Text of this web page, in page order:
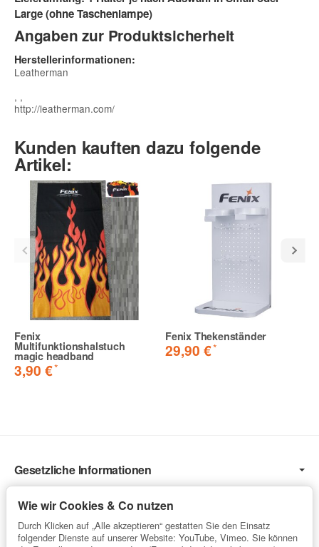
Large (ohne Taschenlampe)
Angaben zur Produktsicherheit
Herstellerinformationen:
Leatherman
, ,
http://leatherman.com/
Kunden kauften dazu folgende
Artikel:
Fenix
Multifunktionshalstuch
magic headband
3,90 €*
Fenix Thekenständer
29,90 €*
Gesetzliche Informationen
Service
Wie wir Cookies & Co nutzen
Durch Klicken auf „Alle akzeptieren“ gestatten Sie den Einsatz
folgender Dienste auf unserer Website: YouTube, Vimeo. Sie können